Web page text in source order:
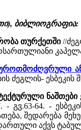
ბიბლიოგრაფია:
თურქეთში//
ძეგლის- ესბეკის
- გვ.63-64. -
შედარება
აქვს